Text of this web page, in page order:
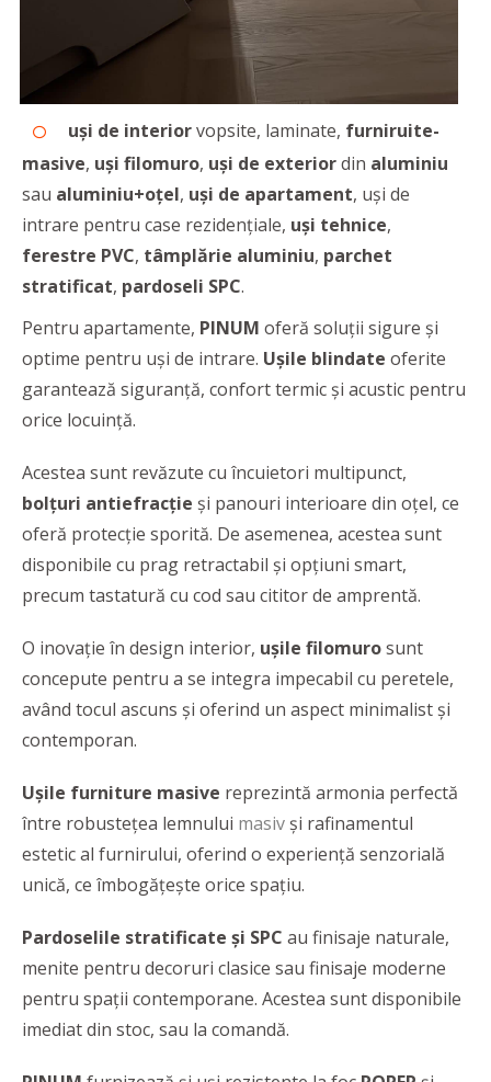
uși de interiorvopsite, laminate, furniruite-
masive, uși filomuro, uși de exteriordin aluminiu
sau aluminiu+oțel, uși de apartament, uși de
intrare pentru case rezidențiale, uși tehnice,
ferestre PVC, tâmplărie aluminiu, parchet
stratificat, pardoseli SPC.
Pentru apartamente, PINUM oferă soluţii sigure și
optime pentru uşi de intrare. Uşile blindate oferite
garantează siguranță, confort termic și acustic pentru
orice locuință.
Acestea sunt revăzute cu încuietori multipunct,
bolțuri antiefracție și panouri interioare din oțel, ce
oferă protecție sporită. De asemenea, acestea sunt
disponibile cu prag retractabil și opțiuni smart,
precum tastatură cu cod sau cititor de amprentă.
O inovaţie în design interior, uşile filomurosunt
concepute pentru a se integra impecabil cu peretele,
având tocul ascuns şi oferind un aspect minimalist și
contemporan.
Ușile furniture masive reprezintă armonia perfectă
între robustețea lemnului masiv și rafinamentul
estetic al furnirului, oferind o experiență senzorială
unică, ce îmbogățește orice spațiu.
Pardoselile stratificate și SPC au finisaje naturale,
menite pentru decoruri clasice sau finisaje moderne
pentru spații contemporane. Acestea sunt disponibile
imediat din stoc, sau la comandă.